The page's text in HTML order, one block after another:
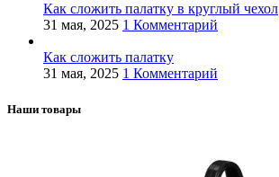
Как сложить палатку в круглый чехол
31 мая, 2025 1 Комментарий
Как сложить палатку
31 мая, 2025 1 Комментарий
Наши товары